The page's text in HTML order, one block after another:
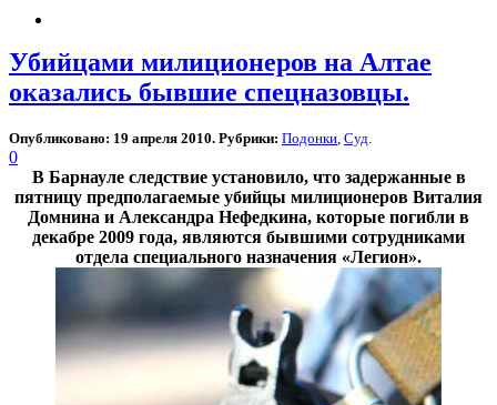
Убийцами милиционеров на Алтае
оказались бывшие спецназовцы.
Опубликовано: 19 апреля 2010. Рубрики: Подонки Суд
0
В Барнауле следствие установило, что задержанные в
пятницу предполагаемые убийцы милиционеров Виталия
Домнина и Александра Нефедкина, которые погибли в
декабре 2009 года, являются бывшими сотрудниками
отдела специального назначения «Легион».